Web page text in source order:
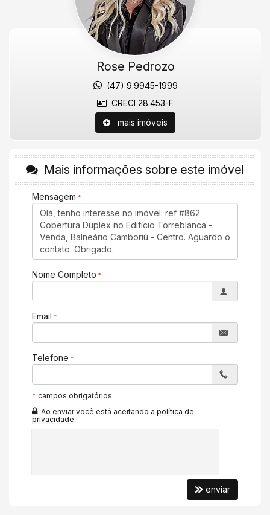
atrações da cidade, proporcionando um estilo de vida
exclusivo e confortável.
Agenda uma visita agora mesmo!
Valores sujeitos a alteração sem aviso prévio.
Características do Imóvel
Vista Livre
Vista Mar
Área de Serviço
Living
Sacada / Varanda
Sala de Estar
Sala de Jantar
Sala para 2 Ambientes
Terraço
Cozinha
Espaço Gourmet
Lavabo
Entrada de Serviço
Sala de TV
Características do Empreendimento
Salão de Festas
Portão Eletrônico
Hall Decorado e Mobiliado
Acessibilidade para PNE
Rose Pedrozo
(47) 9.9945-1999
CRECI 28.453-F
mais imóveis
Mais informações sobre este imóvel
Mensagem
Nome Completo
Email
Telefone
* campos obrigatórios
Ao enviar você está aceitando a política de
privacidade.
enviar